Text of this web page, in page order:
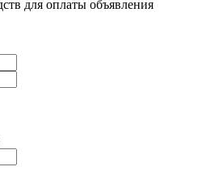
для оплаты объявления